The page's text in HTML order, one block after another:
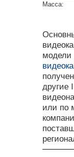
Масса:
модели
другие
или по